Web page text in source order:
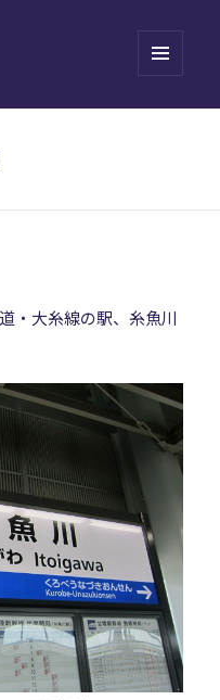
ーとウ
・大糸線の駅、糸魚川